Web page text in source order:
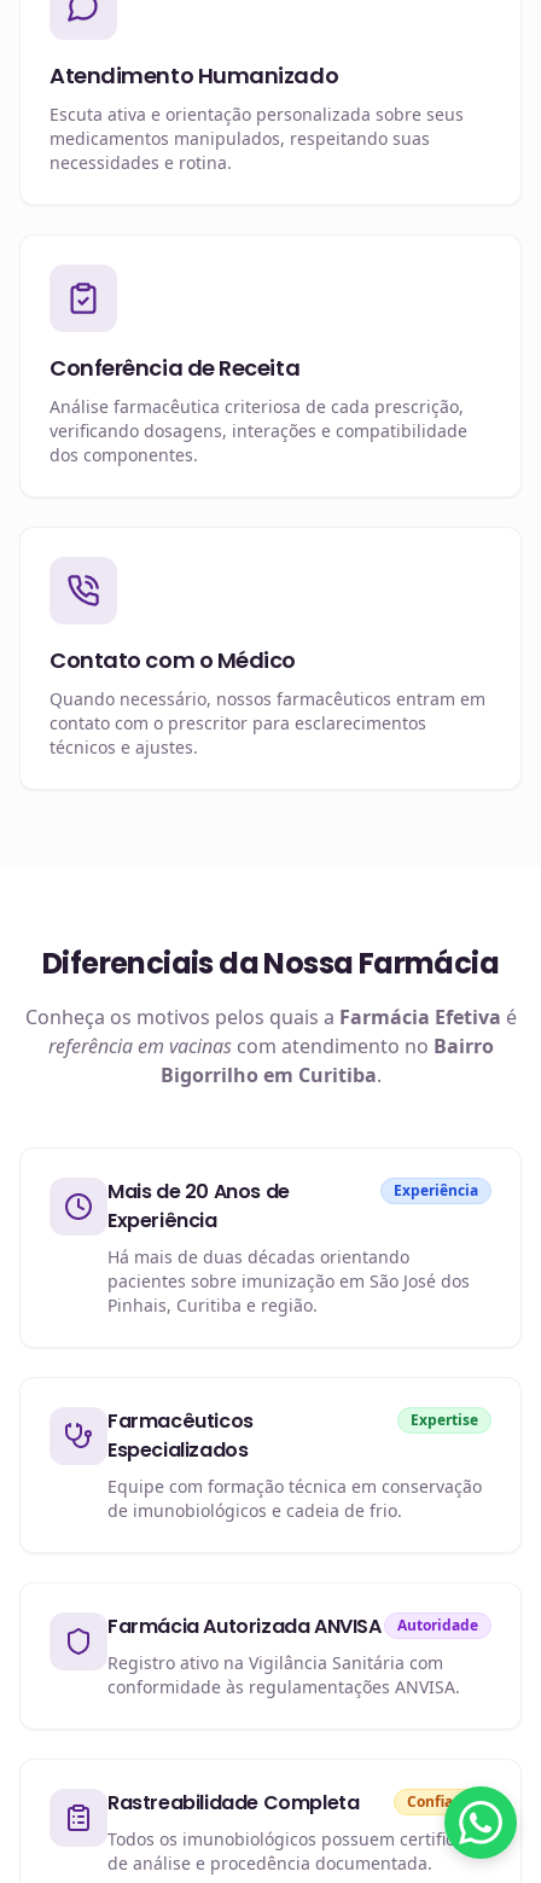
Atendimento Humanizado
Escuta ativa e orientação personalizada sobre seus
medicamentos manipulados, respeitando suas
necessidades e rotina.
Conferência de Receita
Análise farmacêutica criteriosa de cada prescrição,
verificando dosagens, interações e compatibilidade
dos componentes.
Contato com o Médico
Quando necessário, nossos farmacêuticos entram em
contato com o prescritor para esclarecimentos
técnicos e ajustes.
Diferenciais da Nossa Farmácia
Conheça os motivos pelos quais a Farmácia Efetiva é
referência em vacinascom atendimento no Bairro
Bigorrilho em Curitiba.
Mais de 20 Anos de
Experiência
Experiência
Há mais de duas décadas orientando
pacientes sobre imunização em São José dos
Pinhais, Curitiba e região.
Farmacêuticos
Especializados
Expertise
Equipe com formação técnica em conservação
de imunobiológicos e cadeia de frio.
Farmácia Autorizada ANVISA Autoridade
Registro ativo na Vigilância Sanitária com
conformidade às regulamentações ANVISA.
Rastreabilidade Completa Confiança
Todos os imunobiológicos possuem certificado
de análise e procedência documentada.